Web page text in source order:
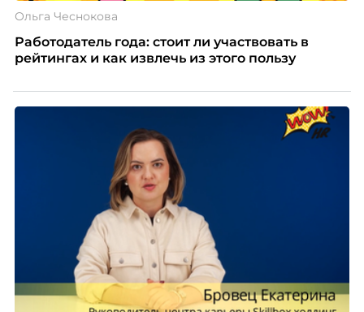
Ольга Чеснокова
Работодатель года: стоит ли участвовать в
рейтингах и как извлечь из этого пользу